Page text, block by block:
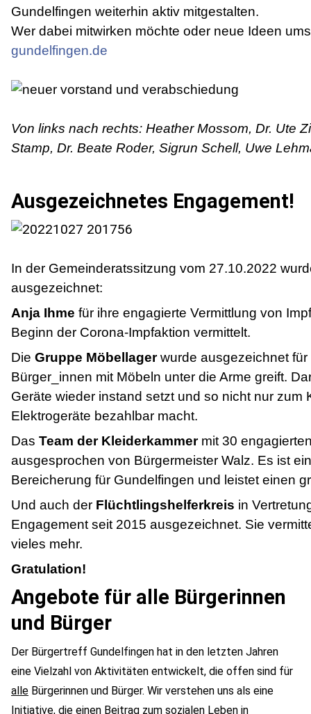
Gundelfingen weiterhin aktiv mitgestalten.
Wer dabei mitwirken möchte oder neue Ideen
gundelfingen.de
Von links nach rechts: Heather Mossom, Dr. Ute
Stamp, Dr. Beate Roder, Sigrun Schell, Uwe
Ausgezeichnetes Engagement!
In der Gemeinderatssitzung vom 27.10.2022
ausgezeichnet:
Anja Ihme für ihre engagierte Vermittlung von
Beginn der Corona-Impfaktion vermittelt.
Die Gruppe Möbellagerwurde ausgezeichnet für
Bürger_innen mit Möbeln unter die Arme greift.
Geräte wieder instand setzt und so nicht nur
Elektrogeräte bezahlbar macht.
Das Team der Kleiderkammermit 30
ausgesprochen von Bürgermeister Walz. Es ist
Bereicherung für Gundelfingen und leistet einen
Und auch der Flüchtlingshelferkreis in
Engagement seit 2015 ausgezeichnet. Sie
vieles mehr.
Gratulation!
Angebote für alle Bürgerinnen
und Bürger
Der Bürgertreff Gundelfingen hat in den letzten Jahren
eine Vielzahl von Aktivitäten entwickelt, die offen sind für
alle Bürgerinnen und Bürger. Wir verstehen uns als eine
Initiative, die einen Beitrag zum sozialen Leben in